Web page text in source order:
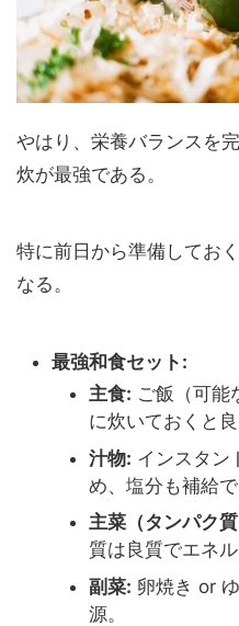
やはり、栄養バランスを
炊が最強である。
特に前日から準備してお
なる。
最強和食セット:
主食: ご飯（可能
に炊いておくと良
汁物: インスタン
め、塩分も補給で
主菜（タンパク
質は良質でエネル
副菜: 卵焼き or
源。